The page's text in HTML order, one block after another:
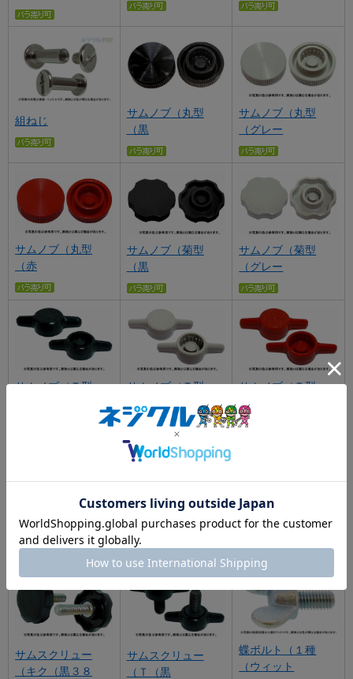
組ねじ
サムノブ（丸型
（黒
サムノブ（丸型
（グレー
サムノブ（丸型
（赤
サムノブ（菊型
（黒
サムノブ（菊型
（グレー
サムノブ（Ｔ型
サムノブ（Ｔ型
（グレー
サムノブ（Ｔ型
（赤
サムスクリュー
（丸（黒
サムスクリュー
（丸（グレー
サムスクリュー
サムスクリュー
（キク（黒３８
サムスクリュー
（Ｔ（黒
蝶ボルト（１種
（ウィット